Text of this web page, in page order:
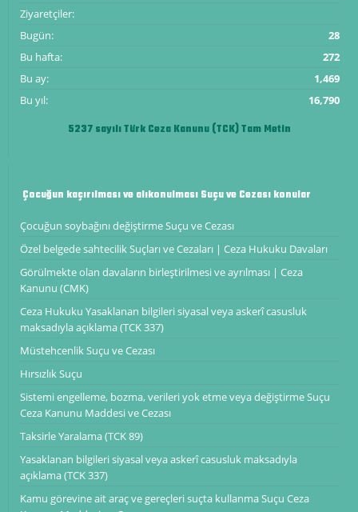
Ziyaretçiler:
Bugün:
28
Bu hafta:
272
Bu ay:
1,469
Bu yıl:
16,790
5237 sayılı Türk Ceza Kanunu (TCK) Tam Metin
Çocuğun kaçırılması ve alıkonulması Suçu ve Cezası konular
Çocuğun soybağını değiştirme Suçu ve Cezası
Özel belgede sahtecilik Suçları ve Cezaları | Ceza Hukuku Davaları
Görülmekte olan davaların birleştirilmesi ve ayrılması | Ceza
Kanunu (CMK)
Ceza Hukuku Yasaklanan bilgileri siyasal veya askerî casusluk
maksadıyla açıklama (TCK 337)
Müstehcenlik Suçu ve Cezası
Hırsızlık Suçu
Sistemi engelleme, bozma, verileri yok etme veya değiştirme Suçu
Ceza Kanunu Maddesi ve Cezası
Taksirle Yaralama (TCK 89)
Yasaklanan bilgileri siyasal veya askerî casusluk maksadıyla
açıklama (TCK 337)
Kamu görevine ait araç ve gereçleri suçta kullanma Suçu Ceza